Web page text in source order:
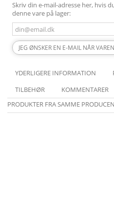
Skriv din e-mail-adresse her, hvis
denne vare på lager:
JEG ØNSKER EN E-MAIL NÅR
YDERLIGERE INFORMATION
TILBEHØR
KOMMENTARER
PRODUKTER FRA SAMME